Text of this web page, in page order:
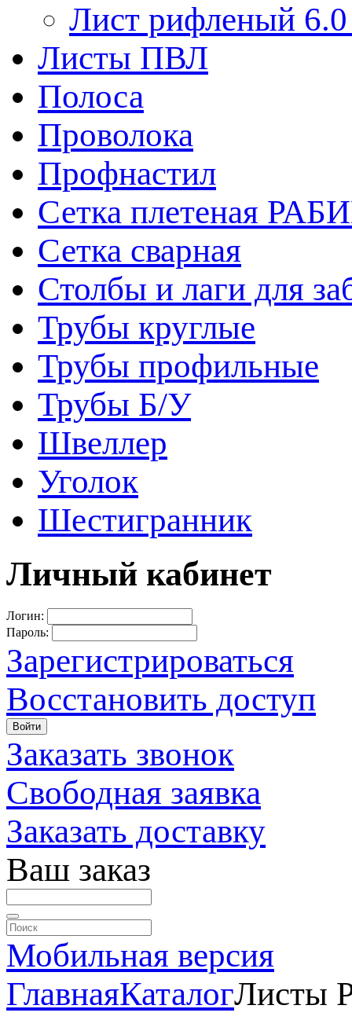
Лист рифленый
Листы ПВЛ
Полоса
Проволока
Профнастил
Сетка плетеная
Сетка сварная
Столбы и лаги для
Трубы круглые
Трубы профильные
Трубы Б/У
Швеллер
Уголок
Шестигранник
Личный кабинет
Логин:
Пароль:
Зарегистрироваться
Восстановить доступ
Войти
Заказать звонок
Свободная заявка
Заказать доставку
Ваш заказ
Мобильная версия
ГлавнаяКаталогЛисты